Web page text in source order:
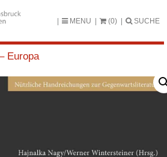
MENU (0) SUCHE
Europa